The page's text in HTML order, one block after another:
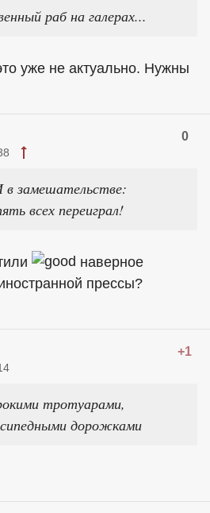
раб на галерах...
уже не актуально. Нужны
0
замешательстве:
всех переиграл!
наверное
прессы?
+1
тротуарами,
дорожками